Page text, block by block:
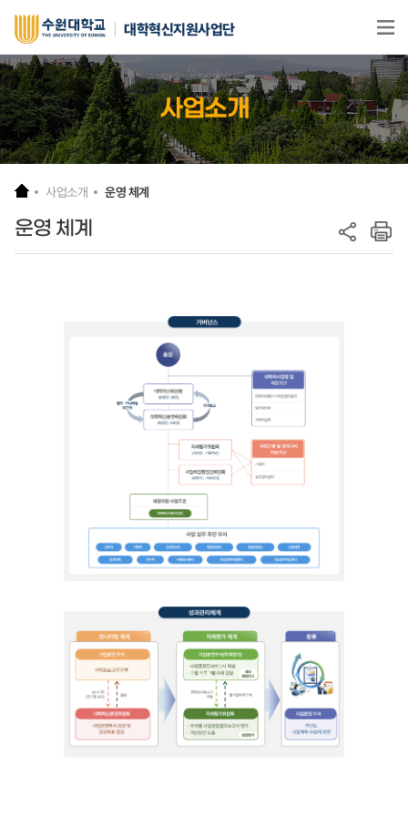
대학혁신지원사업단
사업소개
사업소개 운영 체계
운영 체계